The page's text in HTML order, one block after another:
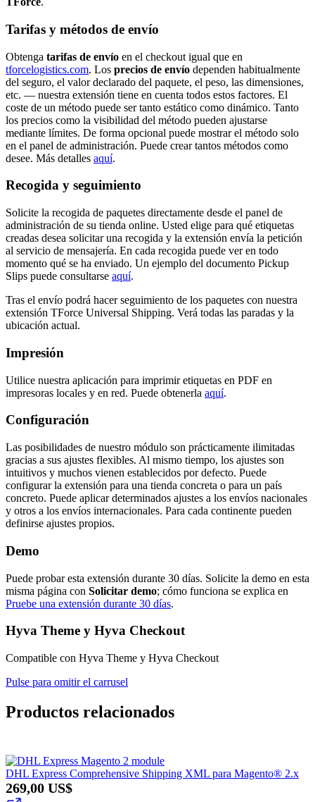
Tarifas y métodos de envío
Obtenga tarifas de envío en el checkout igual que en
tforcelogistics.com. Los precios de envío dependen habitualmente
del seguro, el valor declarado del paquete, el peso, las dimensiones,
etc. — nuestra extensión tiene en cuenta todos estos factores. El
coste de un método puede ser tanto estático como dinámico. Tanto
los precios como la visibilidad del método pueden ajustarse
mediante límites. De forma opcional puede mostrar el método solo
en el panel de administración. Puede crear tantos métodos como
desee. Más detalles aquí.
Recogida y seguimiento
Solicite la recogida de paquetes directamente desde el panel de
administración de su tienda online. Usted elige para qué etiquetas
creadas desea solicitar una recogida y la extensión envía la petición
al servicio de mensajería. En cada recogida puede ver en todo
momento qué se ha enviado. Un ejemplo del documento Pickup
Slips puede consultarse aquí.
Tras el envío podrá hacer seguimiento de los paquetes con nuestra
extensión TForce Universal Shipping. Verá todas las paradas y la
ubicación actual.
Impresión
Utilice nuestra aplicación para imprimir etiquetas en PDF en
impresoras locales y en red. Puede obtenerla aquí.
Configuración
Las posibilidades de nuestro módulo son prácticamente ilimitadas
gracias a sus ajustes flexibles. Al mismo tiempo, los ajustes son
intuitivos y muchos vienen establecidos por defecto. Puede
configurar la extensión para una tienda concreta o para un país
concreto. Puede aplicar determinados ajustes a los envíos nacionales
y otros a los envíos internacionales. Para cada continente pueden
definirse ajustes propios.
Demo
Puede probar esta extensión durante 30 días. Solicite la demo en esta
misma página con Solicitar demo; cómo funciona se explica en
Pruebe una extensión durante 30 días.
Hyva Theme y Hyva Checkout
Compatible con Hyva Theme y Hyva Checkout
Pulse para omitir el carrusel
Productos relacionados
DHL Express Comprehensive Shipping XML para Magento® 2.x
269,00 US$